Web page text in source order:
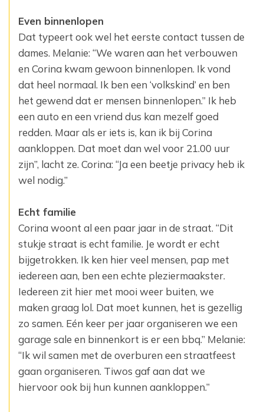
Even binnenlopen
Dat typeert ook wel het eerste contact tussen de
dames. Melanie: “We waren aan het ‎verbouwen
en Corina kwam gewoon binnenlopen. Ik vond
dat heel normaal. Ik ben een ‎‎‘volkskind’ en ben
het gewend dat er mensen binnenlopen.” Ik heb
een auto en een vriend dus ‎kan mezelf goed
redden. Maar als er iets is, kan ik bij Corina
aankloppen. Dat moet dan wel ‎voor 21.00 uur
zijn”, lacht ze. Corina: “Ja een beetje privacy heb ik
wel nodig.”‎
Echt familie
Corina woont al een paar jaar in de straat. “Dit
stukje straat is echt familie. Je wordt er echt
‎bijgetrokken. Ik ken hier veel mensen, pap met
iedereen aan, ben een echte pleziermaakster.
‎Iedereen zit hier met mooi weer buiten, we
maken graag lol. Dat moet kunnen, het is gezellig
‎zo samen. Eén keer per jaar organiseren we een
garage sale en binnenkort is er een bbq.” ‎Melanie:
“Ik wil samen met de overburen een straatfeest
gaan organiseren. Tiwos gaf aan dat ‎we
hiervoor ook bij hun kunnen aankloppen.” ‎